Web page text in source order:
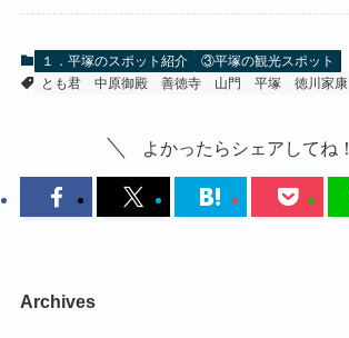
１．平塚のスポット紹介
③平塚の観光スポット
とも君
中原御殿 善徳寺 山門 平塚 徳川家康
よかったらシェアしてね！
Archives